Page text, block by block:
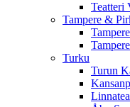
Teatteri
Tampere &
Turku
Turun